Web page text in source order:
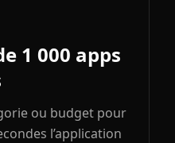
1 000 apps
ou budget pour
l’application